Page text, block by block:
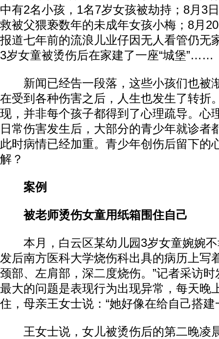
中有2名小孩，1名7岁女孩被劫持；8月3
救被父猥亵数年的未成年女孩小梅；8月
报道七年前的流浪儿业仔因无人看管仍无
3岁女童被烫伤后在家建了一座“城堡”……
新闻已经告一段落，这些小孩们也被
在受到各种伤害之后，人生也发生了转折
现，并非每个孩子都得到了心理疏导。心
日常伤害发生后，大部分的青少年就诊者
此时病情已经加重。青少年创伤后留下的
解？
案例
被老师烫伤女童用纸箱围住自己
本月，白云区某幼儿园3岁女童婉婉不
发后南方医科大学烧伤科出具的病历上写
颈部、左肩部，深二度烧伤。”记者采访
最大的问题是表现行为出现异常，每天晚
住，母亲王女士说：“她好像在给自己搭建
王女士说，女儿被烫伤后的第二晚凌